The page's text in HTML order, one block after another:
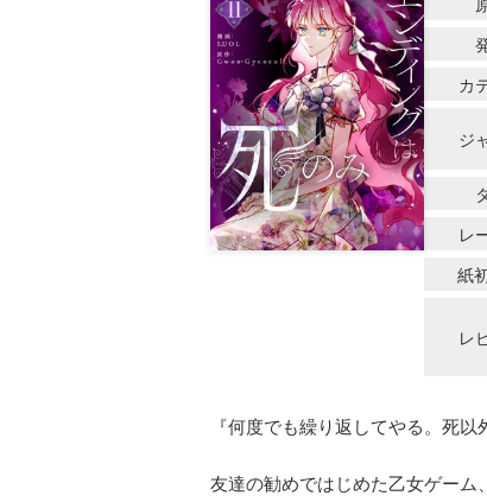
カ
ジ
レ
紙
レ
『何度でも繰り返してやる。死
友達の勧めではじめた乙女ゲー